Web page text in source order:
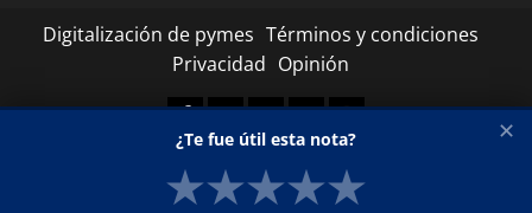
Digitalización de pymes Términos y condiciones
Privacidad Opinión
Facebook
TwitterLinkedinYoutubeInstagram
Copyright © Todos los derechos reservados.
MoreNews
por AF themes.
✕
¿Te fue útil esta nota?
★★★★★